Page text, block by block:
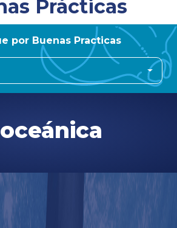
Prácticas
por Buenas Practicas